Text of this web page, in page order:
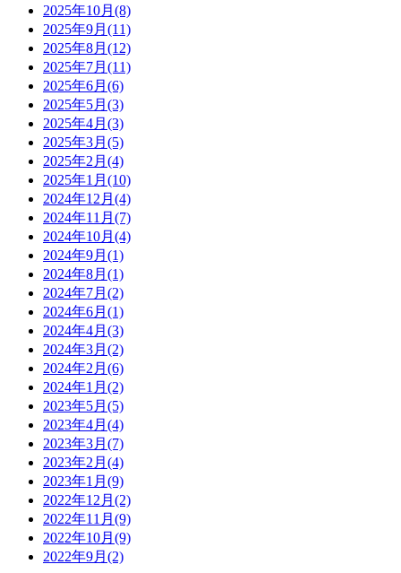
2025年10月(8)
2025年9月(11)
2025年8月(12)
2025年7月(11)
2025年6月(6)
2025年5月(3)
2025年4月(3)
2025年3月(5)
2025年2月(4)
2025年1月(10)
2024年12月(4)
2024年11月(7)
2024年10月(4)
2024年9月(1)
2024年8月(1)
2024年7月(2)
2024年6月(1)
2024年4月(3)
2024年3月(2)
2024年2月(6)
2024年1月(2)
2023年5月(5)
2023年4月(4)
2023年3月(7)
2023年2月(4)
2023年1月(9)
2022年12月(2)
2022年11月(9)
2022年10月(9)
2022年9月(2)